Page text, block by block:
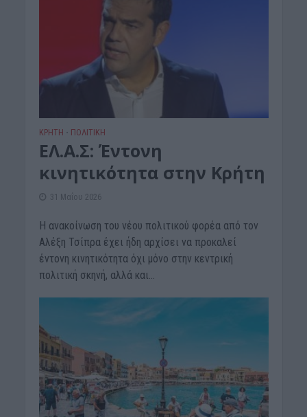
ΚΡΗΤΗ • ΠΟΛΙΤΙΚΗ
ΕΛ.Α.Σ: Έντονη
κινητικότητα στην Κρήτη
31 Μαΐου 2026
Η ανακοίνωση του νέου πολιτικού φορέα από τον
Αλέξη Τσίπρα έχει ήδη αρχίσει να προκαλεί
έντονη κινητικότητα όχι μόνο στην κεντρική
πολιτική σκηνή, αλλά και...